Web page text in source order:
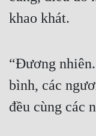
Xa Lộ Dịch
Cung Đấu
Cạnh Kỹ
Cổ Tiên Hiệp
khao khát.
“Đương
bình, các
đều cùng các